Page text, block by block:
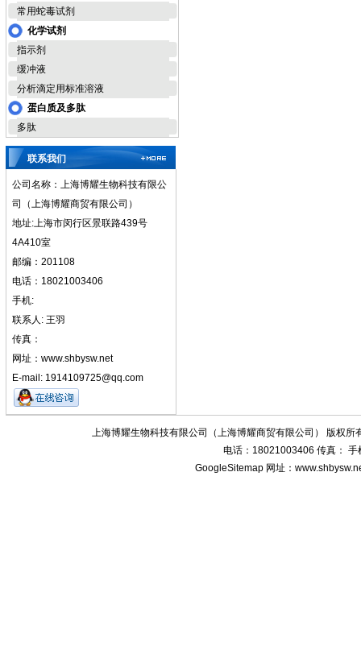
常用蛇毒试剂
化学试剂
指示剂
缓冲液
分析滴定用标准溶液
蛋白质及多肽
多肽
联系我们
公司名称：上海博耀生物科技有限公
司（上海博耀商贸有限公司）
地址:上海市闵行区景联路439号
4A410室
邮编：201108
电话：18021003406
手机:
联系人: 王羽
传真：
网址：www.shbysw.net
E-mail: 1914109725@qq.com
上海博耀生物科技有限公司（上海博耀商贸有限公司） 版权所
电话：18021003406 传真： 手
GoogleSitemap 网址：